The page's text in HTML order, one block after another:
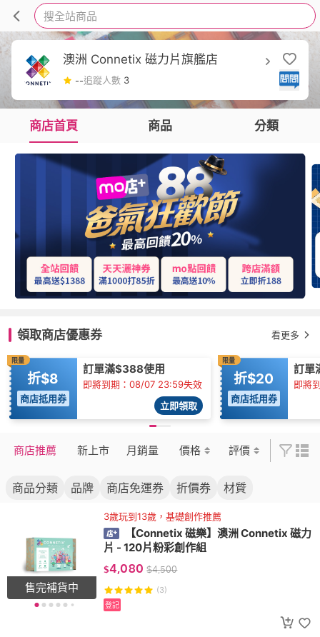
搜全站商品
澳洲 Connetix 磁力片旗艦店
--追蹤人數 3
商店首頁 商品 分類
領取商店優惠券 看更多
限量
折$8
商店抵用券
訂單滿$388使用
即將到期：08/07 23:59失效
立即領取
限量
折$20
商店抵用券
訂單
即將
商店推薦 新上市 月銷量 價格 評價
商品分類 品牌 商店免運券 折價券 材質
售完補貨中
3歲玩到13歲，基礎創作推薦
【Connetix 磁樂】澳洲 Connetix 磁力
片 - 120片粉彩創作組
$4,080 $4,500
(3)
登記